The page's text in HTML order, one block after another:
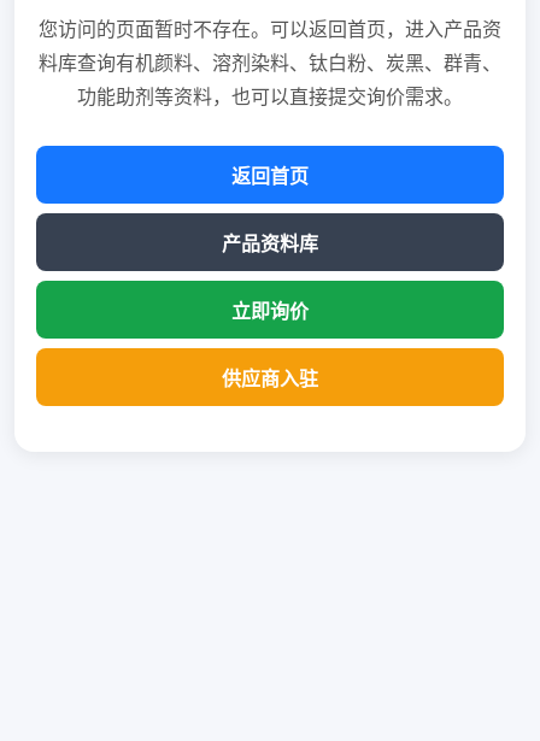
您访问的页面暂时不存在。可以返回首页，进入产品资
料库查询有机颜料、溶剂染料、钛白粉、炭黑、群青、
功能助剂等资料，也可以直接提交询价需求。
返回首页
产品资料库
立即询价
供应商入驻